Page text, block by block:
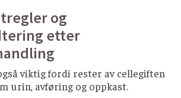
for god
mellom håndtering av ulike
forhindre krysskontaminering.
og
etter
viktig fordi rester av cellegiften
urin, avføring og oppkast.